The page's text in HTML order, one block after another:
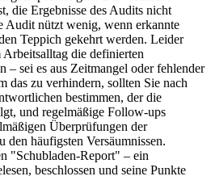
die Ergebnisse des Audits nicht
Audit nützt wenig, wenn erkannte
Teppich gekehrt werden. Leider
Arbeitsalltag die definierten
– sei es aus Zeitmangel oder fehlender
das zu verhindern, sollten Sie nach
bestimmen, der die
und regelmäßige Follow-ups
Überprüfungen der
den häufigsten Versäumnissen.
"Schubladen-Report" – ein
beschlossen und seine Punkte